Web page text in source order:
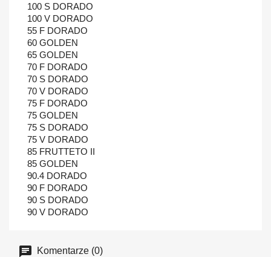
100 S DORADO
100 V DORADO
55 F DORADO
60 GOLDEN
65 GOLDEN
70 F DORADO
70 S DORADO
70 V DORADO
75 F DORADO
75 GOLDEN
75 S DORADO
75 V DORADO
85 FRUTTETO II
85 GOLDEN
90.4 DORADO
90 F DORADO
90 S DORADO
90 V DORADO
Komentarze (0)